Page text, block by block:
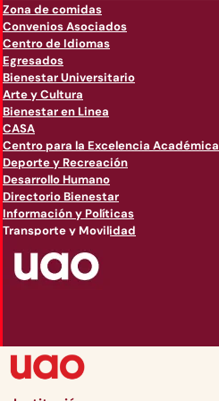
Zona de comidas
Convenios Asociados
Centro de Idiomas
Egresados
Bienestar Universitario
Arte y Cultura
Bienestar en Linea
CASA
Centro para la Excelencia Académica
Deporte y Recreación
Desarrollo Humano
Directorio Bienestar
Información y Políticas
Transporte y Movilidad